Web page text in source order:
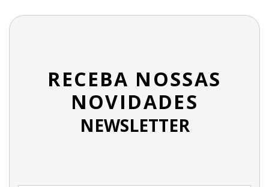
RECEBA NOSSAS
NOVIDADES
NEWSLETTER